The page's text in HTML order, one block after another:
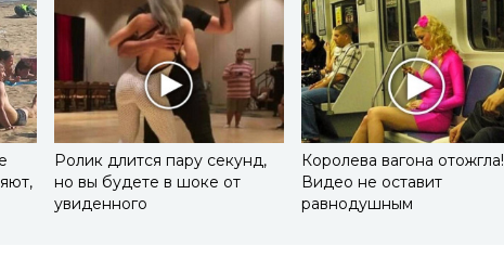
Ролик длится пару секунд,
но вы будете в шоке от
увиденного
Королева вагона отожгла!
Видео не оставит
равнодушным